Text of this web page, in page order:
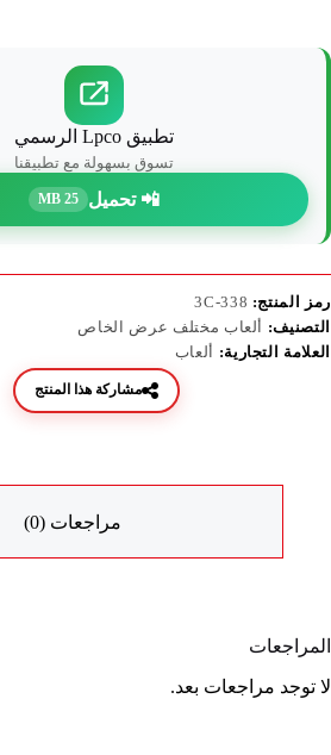
تطبيق Lpco الرسمي
تسوق بسهولة مع تطبيقنا
📲 تحميل 25 MB
رمز المنتج: 338-3C
التصنيف: ألعاب مختلف عرض الخاص
العلامة التجارية: ألعاب
مشاركة هذا المنتج
مراجعات (0)
المراجعات
لا توجد مراجعات بعد.